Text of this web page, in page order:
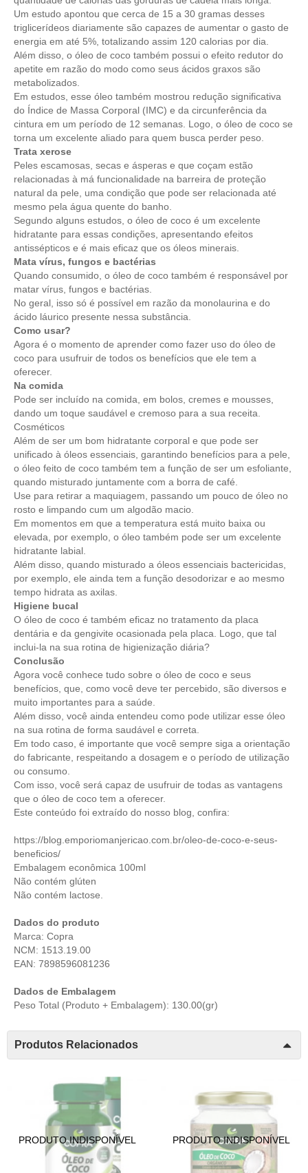
Um estudo apontou que cerca de 15 a 30 gramas desses
triglicerídeos diariamente são capazes de aumentar o gasto de
energia em até 5%, totalizando assim 120 calorias por dia.
Além disso, o óleo de coco também possui o efeito redutor do
apetite em razão do modo como seus ácidos graxos são
metabolizados.
Em estudos, esse óleo também mostrou redução significativa
do Índice de Massa Corporal (IMC) e da circunferência da
cintura em um período de 12 semanas. Logo, o óleo de coco se
torna um excelente aliado para quem busca perder peso.
Trata xerose
Peles escamosas, secas e ásperas e que coçam estão
relacionadas à má funcionalidade na barreira de proteção
natural da pele, uma condição que pode ser relacionada até
mesmo pela água quente do banho.
Segundo alguns estudos, o óleo de coco é um excelente
hidratante para essas condições, apresentando efeitos
antissépticos e é mais eficaz que os óleos minerais.
Mata vírus, fungos e bactérias
Quando consumido, o óleo de coco também é responsável por
matar vírus, fungos e bactérias.
No geral, isso só é possível em razão da monolaurina e do
ácido láurico presente nessa substância.
Como usar?
Agora é o momento de aprender como fazer uso do óleo de
coco para usufruir de todos os benefícios que ele tem a
oferecer.
Na comida
Pode ser incluído na comida, em bolos, cremes e mousses,
dando um toque saudável e cremoso para a sua receita.
Cosméticos
Além de ser um bom hidratante corporal e que pode ser
unificado à óleos essenciais, garantindo benefícios para a pele,
o óleo feito de coco também tem a função de ser um esfoliante,
quando misturado juntamente com a borra de café.
Use para retirar a maquiagem, passando um pouco de óleo no
rosto e limpando cum um algodão macio.
Em momentos em que a temperatura está muito baixa ou
elevada, por exemplo, o óleo também pode ser um excelente
hidratante labial.
Além disso, quando misturado a óleos essenciais bactericidas,
por exemplo, ele ainda tem a função desodorizar e ao mesmo
tempo hidrata as axilas.
Higiene bucal
O óleo de coco é também eficaz no tratamento da placa
dentária e da gengivite ocasionada pela placa. Logo, que tal
inclui-la na sua rotina de higienização diária?
Conclusão
Agora você conhece tudo sobre o óleo de coco e seus
benefícios, que, como você deve ter percebido, são diversos e
muito importantes para a saúde.
Além disso, você ainda entendeu como pode utilizar esse óleo
na sua rotina de forma saudável e correta.
Em todo caso, é importante que você sempre siga a orientação
do fabricante, respeitando a dosagem e o período de utilização
ou consumo.
Com isso, você será capaz de usufruir de todas as vantagens
que o óleo de coco tem a oferecer.
Este conteúdo foi extraído do nosso blog, confira:
https://blog.emporiomanjericao.com.br/oleo-de-coco-e-seus-
beneficios/
Embalagem econômica 100ml
Não contém glúten
Não contém lactose.
Dados do produto
Marca: Copra
NCM: 1513.19.00
EAN: 7898596081236
Dados de Embalagem
Peso Total (Produto + Embalagem): 130.00(gr)
Produtos Relacionados